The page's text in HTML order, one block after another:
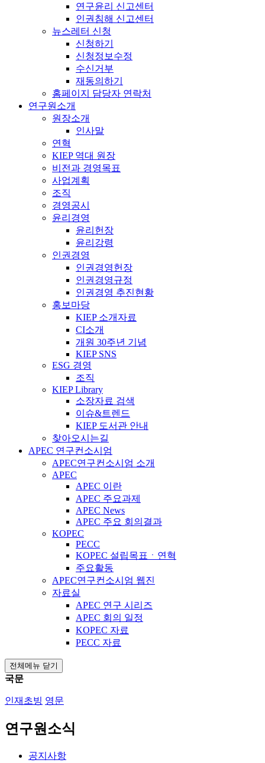
연구윤리 신고센터
인권침해 신고센터
뉴스레터 신청
신청하기
신청정보수정
수신거부
재동의하기
홈페이지 담당자 연락처
연구원소개
원장소개
인사말
연혁
KIEP 역대 원장
비전과 경영목표
사업계획
조직
경영공시
윤리경영
윤리헌장
윤리강령
인권경영
인권경영헌장
인권경영규정
인권경영 추진현황
홍보마당
KIEP 소개자료
CI소개
개원 30주년 기념
KIEP SNS
ESG 경영
조직
KIEP Library
소장자료 검색
이슈&트렌드
KIEP 도서관 안내
찾아오시는길
APEC 연구컨소시엄
APEC연구컨소시엄 소개
APEC
APEC 이란
APEC 주요과제
APEC News
APEC 주요 회의결과
KOPEC
PECC
KOPEC 설립목표ㆍ연혁
주요활동
APEC연구컨소시엄 웹진
자료실
APEC 연구 시리즈
APEC 회의 일정
KOPEC 자료
PECC 자료
전체메뉴 닫기
국문
인재초빙 영문
연구원소식
공지사항